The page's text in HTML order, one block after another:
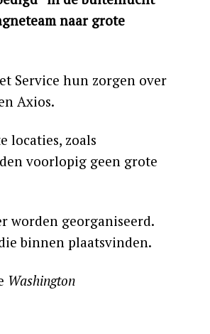
naar grote
Service hun zorgen over
Axios.
locaties, zoals
voorlopig geen grote
worden georganiseerd.
binnen plaatsvinden.
Washington